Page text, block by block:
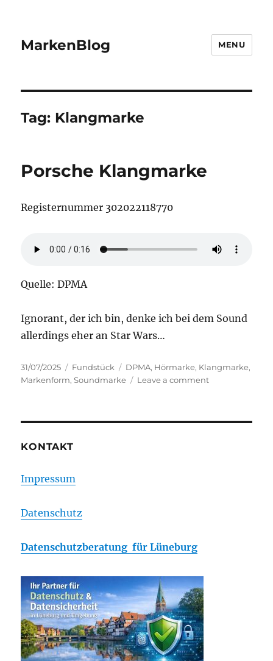
MarkenBlog MENU
Tag: Klangmarke
Porsche Klangmarke
Registernummer 302022118770
Quelle: DPMA
Ignorant, der ich bin, denke ich bei dem Sound
allerdings eher an Star Wars…
Posted
on
31/07/2025 Categories
Fundstück Tags
DPMA, Hörmarke, Klangmarke,
Markenform,Soundmarke Leave a commenton
KONTAKT
Impressum
Datenschutz
Datenschutzberatung für Lüneburg